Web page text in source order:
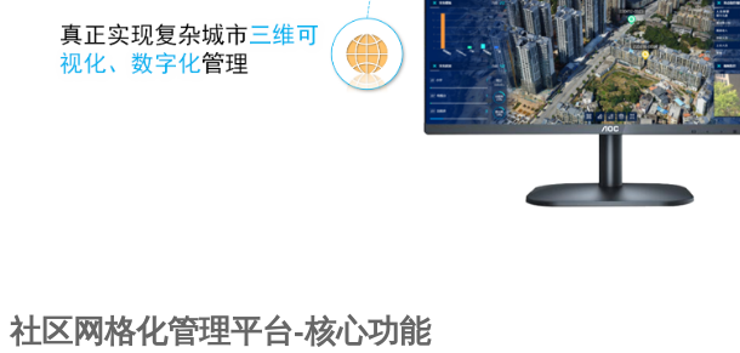
社区网格化管理平台-核心功能